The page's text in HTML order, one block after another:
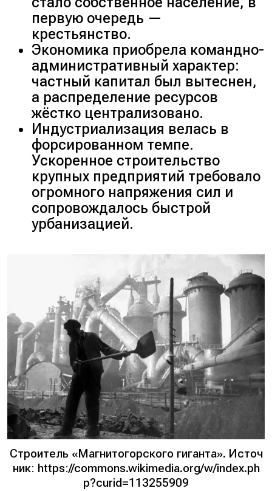
первую очередь —
крестьянство.
Экономика приобрела командно-
административный характер:
частный капитал был вытеснен,
а распределение ресурсов
жёстко централизовано.
Индустриализация велась в
форсированном темпе.
Ускоренное строительство
крупных предприятий требовало
огромного напряжения сил и
сопровождалось быстрой
урбанизацией.
Строитель «Магнитогорского гиганта». Источ
ник: https://commons.wikimedia.org/w/index.ph
p?curid=113255909